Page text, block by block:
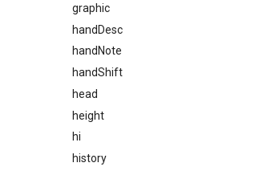
graphic
handDesc
handNote
handShift
head
height
hi
history